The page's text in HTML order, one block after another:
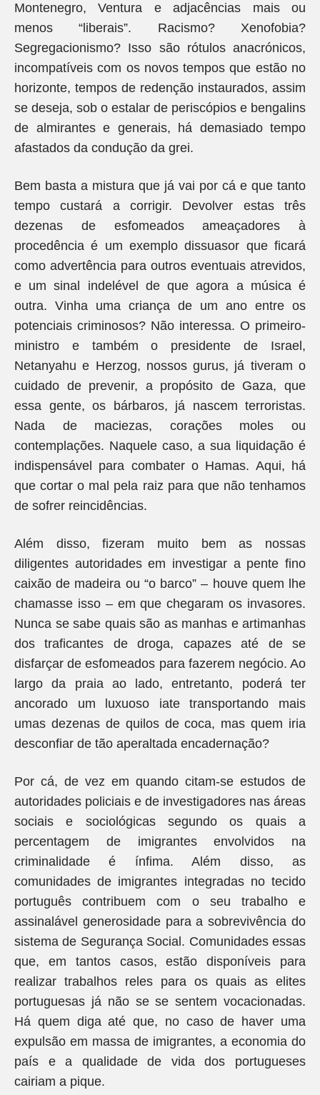
Montenegro, Ventura e adjacências mais ou
menos “liberais”. Racismo? Xenofobia?
Segregacionismo? Isso são rótulos anacrónicos,
incompatíveis com os novos tempos que estão no
horizonte, tempos de redenção instaurados, assim
se deseja, sob o estalar de periscópios e bengalins
de almirantes e generais, há demasiado tempo
afastados da condução da grei.
Bem basta a mistura que já vai por cá e que tanto
tempo custará a corrigir. Devolver estas três
dezenas de esfomeados ameaçadores à
procedência é um exemplo dissuasor que ficará
como advertência para outros eventuais atrevidos,
e um sinal indelével de que agora a música é
outra. Vinha uma criança de um ano entre os
potenciais criminosos? Não interessa. O primeiro-
ministro e também o presidente de Israel,
Netanyahu e Herzog, nossos gurus, já tiveram o
cuidado de prevenir, a propósito de Gaza, que
essa gente, os bárbaros, já nascem terroristas.
Nada de maciezas, corações moles ou
contemplações. Naquele caso, a sua liquidação é
indispensável para combater o Hamas. Aqui, há
que cortar o mal pela raiz para que não tenhamos
de sofrer reincidências.
Além disso, fizeram muito bem as nossas
diligentes autoridades em investigar a pente fino
caixão de madeira ou “o barco” – houve quem lhe
chamasse isso – em que chegaram os invasores.
Nunca se sabe quais são as manhas e artimanhas
dos traficantes de droga, capazes até de se
disfarçar de esfomeados para fazerem negócio. Ao
largo da praia ao lado, entretanto, poderá ter
ancorado um luxuoso iate transportando mais
umas dezenas de quilos de coca, mas quem iria
desconfiar de tão aperaltada encadernação?
Por cá, de vez em quando citam-se estudos de
autoridades policiais e de investigadores nas áreas
sociais e sociológicas segundo os quais a
percentagem de imigrantes envolvidos na
criminalidade é ínfima. Além disso, as
comunidades de imigrantes integradas no tecido
português contribuem com o seu trabalho e
assinalável generosidade para a sobrevivência do
sistema de Segurança Social. Comunidades essas
que, em tantos casos, estão disponíveis para
realizar trabalhos reles para os quais as elites
portuguesas já não se se sentem vocacionadas.
Há quem diga até que, no caso de haver uma
expulsão em massa de imigrantes, a economia do
país e a qualidade de vida dos portugueses
cairiam a pique.